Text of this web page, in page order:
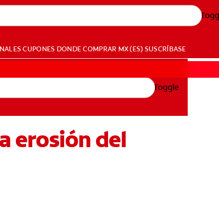
CUPONES DONDE COMPRAR MX (ES) SUSCRÍBASE
Toggle
erosión del